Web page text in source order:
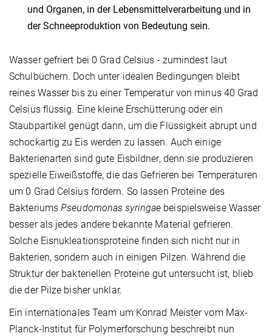
und Organen, in der Lebensmittelverarbeitung und in
der Schneeproduktion von Bedeutung sein.
Wasser gefriert bei 0 Grad Celsius - zumindest laut
Schulbüchern. Doch unter idealen Bedingungen bleibt
reines Wasser bis zu einer Temperatur von minus 40 Grad
Celsius flüssig. Eine kleine Erschütterung oder ein
Staubpartikel genügt dann, um die Flüssigkeit abrupt und
schockartig zu Eis werden zu lassen. Auch einige
Bakterienarten sind gute Eisbildner, denn sie produzieren
spezielle Eiweißstoffe, die das Gefrieren bei Temperaturen
um 0 Grad Celsius fördern. So lassen Proteine des
BakteriumsPseudomonas syringae beispielsweise Wasser
besser als jedes andere bekannte Material gefrieren.
Solche Eisnukleationsproteine finden sich nicht nur in
Bakterien, sondern auch in einigen Pilzen. Während die
Struktur der bakteriellen Proteine gut untersucht ist, blieb
die der Pilze bisher unklar.
Ein internationales Team um Konrad Meister vom Max-
Planck-Institut für Polymerforschung beschreibt nun